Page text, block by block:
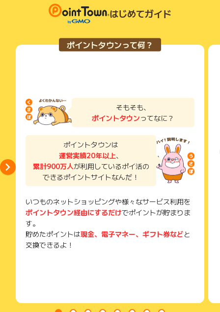
はじめてガイド
ポイントタウンって何？
そもそも、
ポイントタウンってなに？
ポイントタウンは
運営実績20年以上、
累計900万人が利用しているポイ活の
できるポイントサイトなんだ！
いつものネットショッピングや様々なサービス利用を
ポイントタウン経由にするだけでポイントが貯まりま
す。
貯めたポイントは現金、電子マネー、ギフト券などと
交換できるよ！